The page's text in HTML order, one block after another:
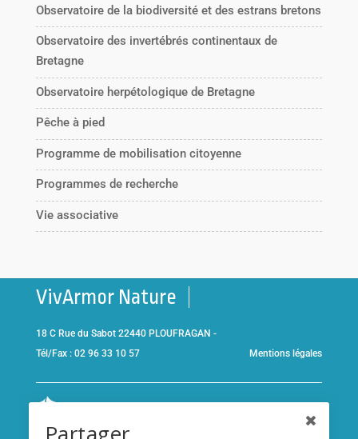
Observatoire de la biodiversité et des estrans bretons
Observatoire des invertébrés continentaux de
Bretagne
Observatoire herpétologique de Bretagne
Pêche à pied
Programme de mobilisation citoyenne
Programmes de recherche
Vie associative
VivArmor Nature
18 C Rue du Sabot 22440 PLOUFRAGAN -
Tél/Fax : 02 96 33 10 57
Mentions légales
Brieucet adhérent de l’association